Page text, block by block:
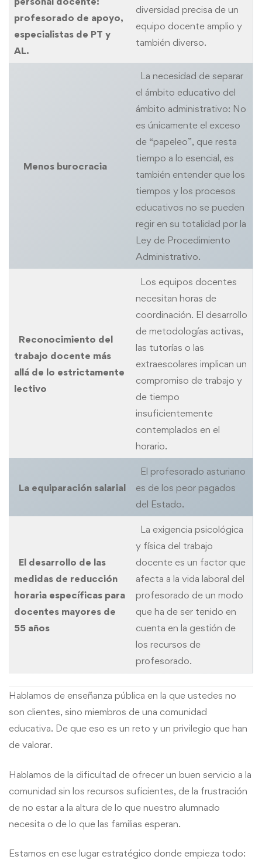
profesorado de apoyo,
especialistas de PT y
AL.
diversidad precisa de un
equipo docente amplio y
también diverso.
Menos burocracia
La necesidad de separar
el ámbito educativo del
ámbito administrativo: No
es únicamente el exceso
de “papeleo”, que resta
tiempo a lo esencial, es
también entender que los
tiempos y los procesos
educativos no se pueden
regir en su totalidad por la
Ley de Procedimiento
Administrativo.
Reconocimiento del
trabajo docente más
allá de lo estrictamente
lectivo
Los equipos docentes
necesitan horas de
coordinación. El desarrollo
de metodologías activas,
las tutorías o las
extraescolares implican un
compromiso de trabajo y
de tiempo
insuficientemente
contemplados en el
horario.
La equiparación salarial
El profesorado asturiano
es de los peor pagados
del Estado.
El desarrollo de las
medidas de reducción
horaria específicas para
docentes mayores de
55 años
La exigencia psicológica
y física del trabajo
docente es un factor que
afecta a la vida laboral del
profesorado de un modo
que ha de ser tenido en
cuenta en la gestión de
los recursos de
profesorado.
Hablamos de enseñanza pública en la que ustedes no
son clientes, sino miembros de una comunidad
educativa. De que eso es un reto y un privilegio que han
de valorar.
Hablamos de la dificultad de ofrecer un buen servicio a la
comunidad sin los recursos suficientes, de la frustración
de no estar a la altura de lo que nuestro alumnado
necesita o de lo que las familias esperan.
Estamos en ese lugar estratégico donde empieza todo: